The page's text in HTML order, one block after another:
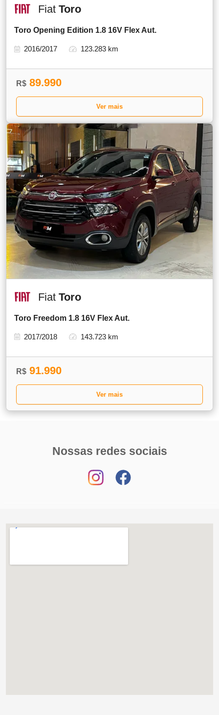
Fiat Toro
Toro Opening Edition 1.8 16V Flex Aut.
2016/2017 123.283 km
R$ 89.990
Ver mais
Fiat Toro
Toro Freedom 1.8 16V Flex Aut.
2017/2018 143.723 km
R$ 91.990
Ver mais
Nossas redes sociais